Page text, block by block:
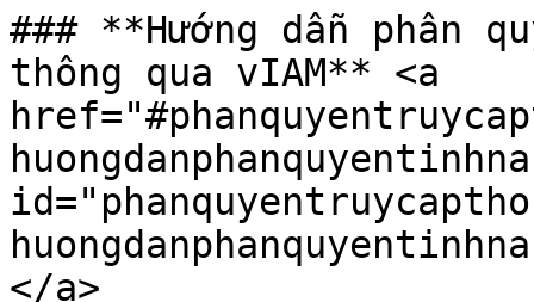
### **Hướng dẫn phân
thông qua vIAM** <a
</a>